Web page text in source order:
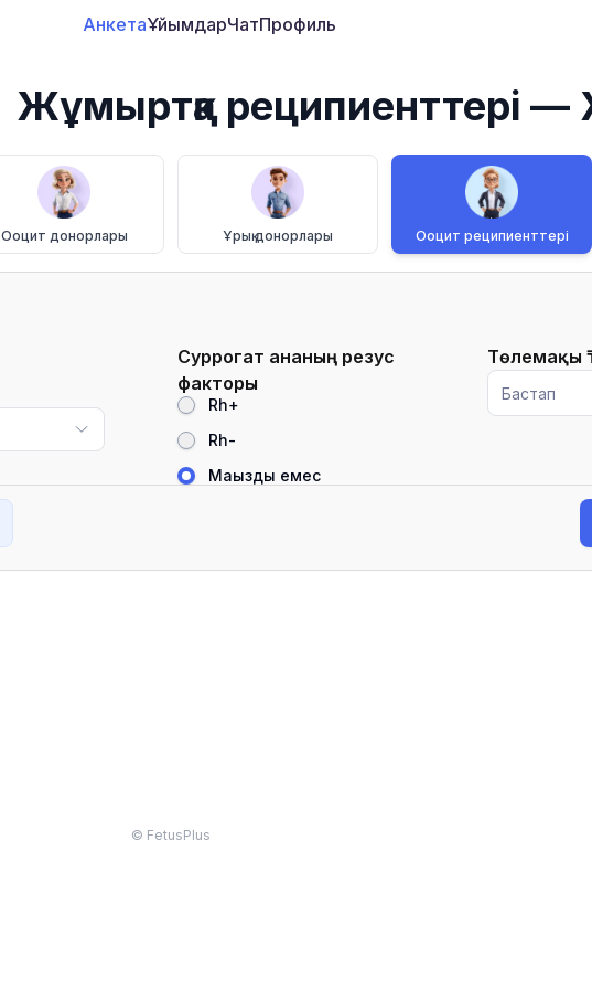
АнкетаҰйымдарЧатПрофиль
Жұмыртқа реципиенттері —
Ооцит донорлары Ұрық донорлары Ооцит реципиенттері
Суррогат ананың резус
факторы
Rh+
Rh-
Маңызды емес
Төлемақы
© FetusPlus